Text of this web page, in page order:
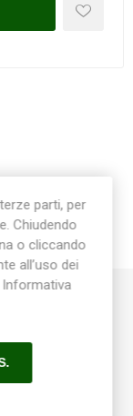
colorazione, ne
parti, per
Chiudendo
o cliccando
all’uso dei
Informativa